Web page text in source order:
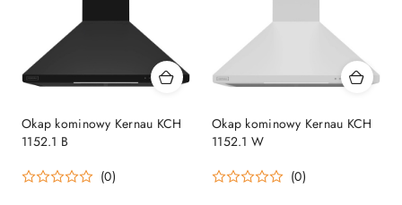
Okap kominowy Kernau KCH
1152.1 B
(0)
Okap kominowy Kernau KCH
1152.1 W
(0)